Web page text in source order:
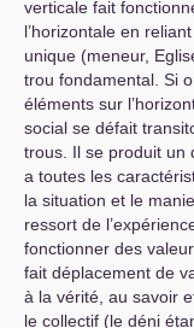
verticale fait
l’horizontale en
unique (meneur,
trou fondamental. Si
éléments sur
social se défait
trous. Il se produit un
a toutes les
la situation et le
ressort de
fonctionner des
fait déplacement de
à la vérité, au savoir
le collectif (le déni